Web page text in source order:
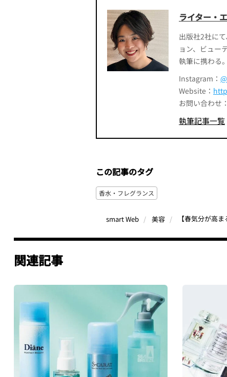
ライター・
出版社2社に
ョン、ビュー
執筆に携わる
Instagram：
Website：
お問い合わ
執筆記事一覧
この記事のタグ
香水・フレグランス
smart Web 美容
関連記事